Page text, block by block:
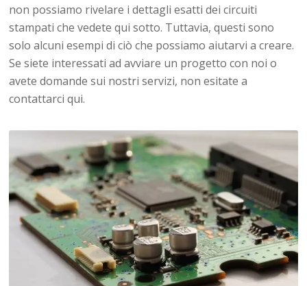
non possiamo rivelare i dettagli esatti dei circuiti
stampati che vedete qui sotto. Tuttavia, questi sono
solo alcuni esempi di ciò che possiamo aiutarvi a creare.
Se siete interessati ad avviare un progetto con noi o
avete domande sui nostri servizi, non esitate a
contattarci qui.